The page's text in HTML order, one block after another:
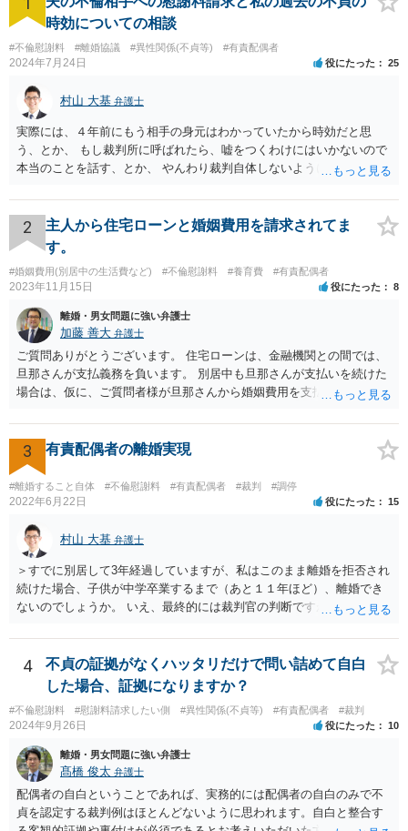
時効についての相談
#不倫慰謝料 #離婚協議 #異性関係(不貞等) #有責配偶者
2024年7月24日 役にたった 25
村山 大基 弁護士
実際には、４年前にもう相手の身元はわかっていたから時効だと思
う、とか、 もし裁判所に呼ばれたら、嘘をつくわけにはいかないので
本当のことを話す、とか、 やんわり裁判自体しないように説得するの
2
主人から住宅ローンと婚姻費用を請求されてま
す。
#婚姻費用(別居中の生活費など) #不倫慰謝料 #養育費 #有責配偶者
2023年11月15日 役にたった 8
離婚・男女問題に強い弁護士
加藤 善大 弁護士
ご質問ありがとうございます。 住宅ローンは、金融機関との間では、
旦那さんが支払義務を負います。 別居中も旦那さんが支払いを続けた
場合は、仮に、ご質問者様が旦那さんから婚姻費用を支払ってもらう
部の額を引いた額が婚姻費用として支払われることになることが多い
です。 また、離婚をする際の財産分与において考慮されることもあり
ます。 他方、旦那さんが住宅ローンを支払わなくなってしまう場合が
あります。 その場合に、ご質問者様が、その後もご自宅に住み続けた
い場合は、実質的にご質問者様が住宅ローンをお支払になる必要が出
て、強制的にご自宅が売却されてしまう可能性があるからです。 可能
であれば、婚姻費用の額、親権を取得するために現時点でしておくべ
きこと等も含め、お近くの弁護士に直接相談して、アドバイス等を求
めることをお勧めします。
3 有責配偶者の離婚実現
#離婚すること自体 #不倫慰謝料 #有責配偶者 #裁判 #調停
2022年6月22日 役にたった 15
村山 大基 弁護士
＞すでに別居して3年経過していますが、私はこのまま離婚を拒否され
続けた場合、子供が中学卒業するまで（あと１１年ほど）、離婚でき
ないのでしょうか。 いえ、最終的には裁判官の判断ですが、現時点で
に離婚できない、ということもないと思います。 すでに依頼されてい
るということですし、例えば離婚後の養育費額について譲歩するなど
離婚の条件含めて、考えておられる通り打診してみると良いと思いま
す。 また、調停で第三者を介して再度協議してみる、ということも考
えられます。
4
不貞の証拠がなくハッタリだけで問い詰めて自白
した場合、証拠になりますか？
#不倫慰謝料 #慰謝料請求したい側 #異性関係(不貞等) #有責配偶者 #裁判
2024年9月26日 役にたった 10
離婚・男女問題に強い弁護士
髙橋 俊太 弁護士
配偶者の自白ということであれば、実務的には配偶者の自白のみで不
貞を認定する裁判例はほとんどないように思われます。自白と整合す